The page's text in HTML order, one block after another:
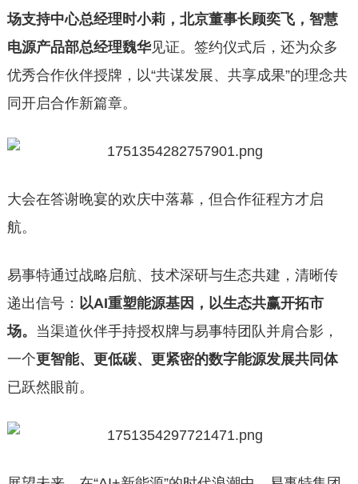
场支持中心总经理时小莉，北京董事长顾奕飞，智慧
电源产品部总经理魏华见证。签约仪式后，还为众多
优秀合作伙伴授牌，以“共谋发展、共享成果”的理念共
同开启合作新篇章。
大会在答谢晚宴的欢庆中落幕，但合作征程方才启
航。
易事特通过战略启航、技术深研与生态共建，清晰传
递出信号： 以AI重塑能源基因，以生态共赢开拓市
场。 当渠道伙伴手持授权牌与易事特团队并肩合影，
一个更智能、更低碳、更紧密的数字能源发展共同体
已跃然眼前。